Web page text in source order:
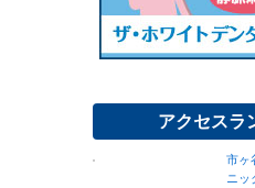
アクセスラ
市ヶ
ニッ